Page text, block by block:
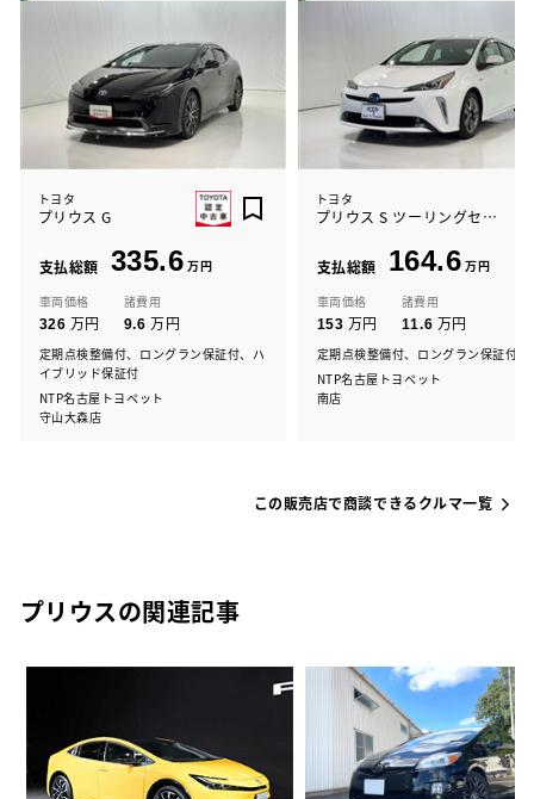
トヨタ
プリウス G
支払総額 335.6 万円
車両価格
326 万円
諸費用
9.6 万円
定期点検整備付、ロングラン保証付、ハ
イブリッド保証付
NTP名古屋トヨペット
守山大森店
トヨタ
プリウス S ツーリングセレクション
支払総額 164.6 万円
車両価格
153 万円
諸費用
11.6 万円
定期点検整備付、ロングラン保証付
NTP名古屋トヨペット
南店
この販売店で商談できるクルマ一覧
プリウスの関連記事